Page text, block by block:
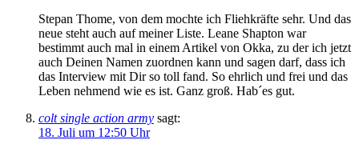
Stepan Thome, von dem mochte ich Fliehkräfte sehr. Und das
neue steht auch auf meiner Liste. Leane Shapton war
bestimmt auch mal in einem Artikel von Okka, zu der ich jetzt
auch Deinen Namen zuordnen kann und sagen darf, dass ich
das Interview mit Dir so toll fand. So ehrlich und frei und das
Leben nehmend wie es ist. Ganz groß. Hab´es gut.
colt single action army sagt:
18. Juli um 12:50 Uhr